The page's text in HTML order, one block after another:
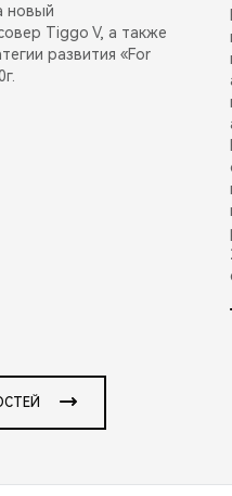
новый
Tiggo V, а также
развития «For